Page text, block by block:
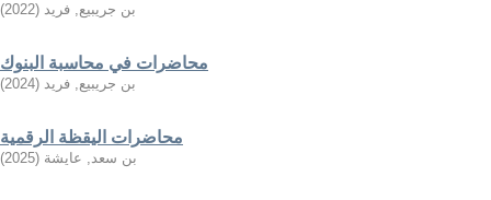
بن جريبيع, فريد (
2022
)
محاضرات في محاسبة البنوك
بن جريبيع, فريد (
2024
)
محاضرات اليقظة الرقمية
بن سعد, عايشة (
2025
)